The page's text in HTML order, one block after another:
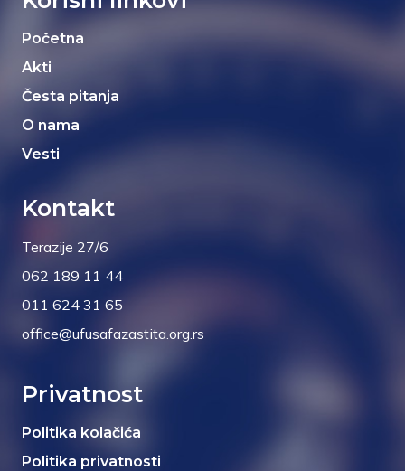
Početna
Akti
Česta pitanja
O nama
Vesti
Kontakt
Terazije 27/6
062 189 11 44
011 624 31 65
office@ufusafazastita.org.rs
Privatnost
Politika kolačića
Politika privatnosti